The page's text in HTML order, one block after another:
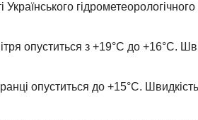
гідрометеорологічного
опуститься з +19°С до +16°С.
опуститься до +15°С.